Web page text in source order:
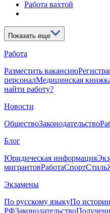
Работа вахтой
Показать еще
Работа
Разместить вакансию
персоналМедицинская
найти работу?
Новости
ОбществоЗаконодательство
Блог
Юридическая информация
мигрантовРаботаСпортСтиль
Экзамены
По русскому языкуПо истории
РФЗаконодательство